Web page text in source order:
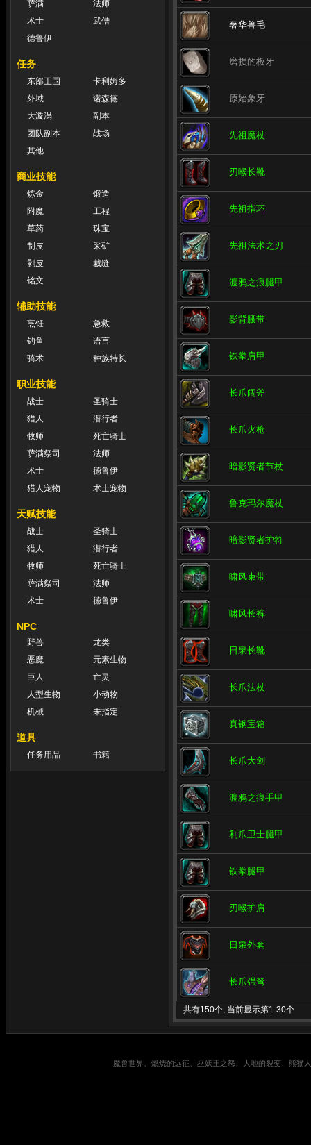
萨满
法师
术士
武僧
德鲁伊
任务
东部王国
卡利姆多
外域
诺森德
大漩涡
副本
团队副本
战场
其他
商业技能
炼金
锻造
附魔
工程
草药
珠宝
制皮
采矿
剥皮
裁缝
铭文
辅助技能
烹饪
急救
钓鱼
语言
骑术
种族特长
职业技能
战士
圣骑士
猎人
潜行者
牧师
死亡骑士
萨满祭司
法师
术士
德鲁伊
猎人宠物
术士宠物
天赋技能
战士
圣骑士
猎人
潜行者
牧师
死亡骑士
萨满祭司
法师
术士
德鲁伊
NPC
野兽
龙类
恶魔
元素生物
巨人
亡灵
人型生物
小动物
机械
未指定
道具
任务用品 书籍
奢华兽毛
磨损的板牙
原始象牙
先祖魔杖
刃喉长靴
先祖指环
先祖法术之刃
渡鸦之痕腿甲
影背腰带
铁拳肩甲
长爪阔斧
长爪火枪
暗影贤者节杖
鲁克玛尔魔杖
暗影贤者护符
啸风束带
啸风长裤
日泉长靴
长爪法杖
真钢宝箱
长爪大剑
渡鸦之痕手甲
利爪卫士腿甲
铁拳腿甲
刃喉护肩
日泉外套
长爪强弩
共有150个, 当前显示第1-30个
魔兽世界、燃烧的远征、巫妖王之怒、大地的裂变、熊猫